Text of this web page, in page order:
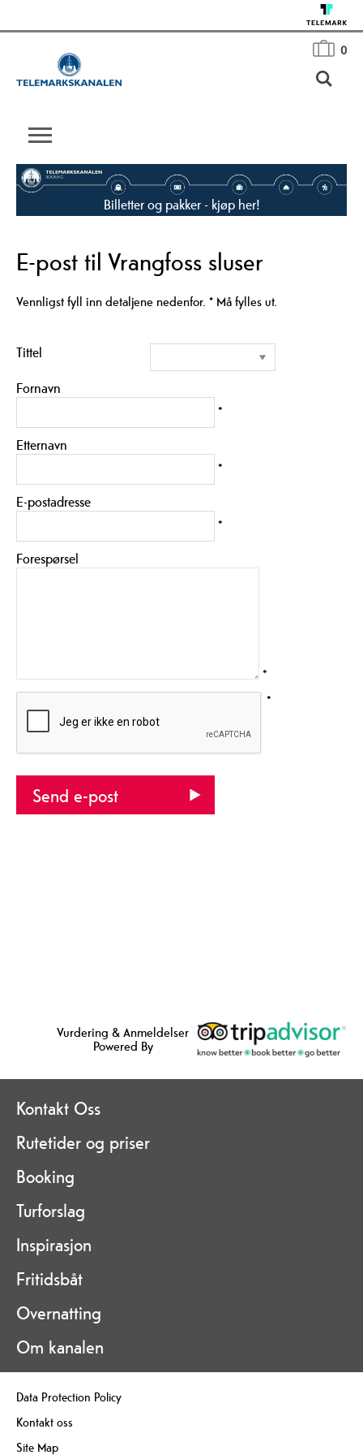
0
Billetter og pakker - kjøp her!
E-post til Vrangfoss sluser
Vennligst fyll inn detaljene nedenfor. * Må fylles ut.
Tittel
Fornavn
*
Etternavn
*
E-postadresse
*
Forespørsel
*
*
Vurdering & Anmeldelser
Powered By
Kontakt Oss
Rutetider og priser
Booking
Turforslag
Inspirasjon
Fritidsbåt
Overnatting
Om kanalen
Data Protection Policy
Kontakt oss
Site Map